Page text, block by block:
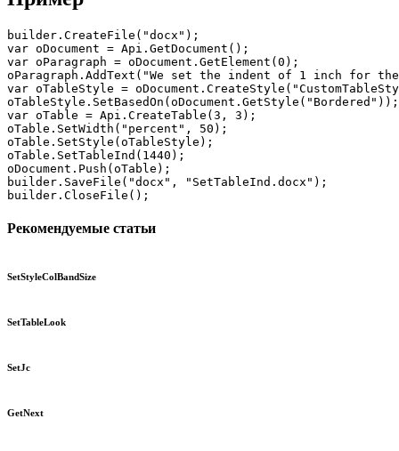
builder.CreateFile("docx");
var oDocument = Api.GetDocument();
var oParagraph = oDocument.GetElement(0);
oParagraph.AddText("We set the indent of 1 inch for
var oTableStyle =
oTableStyle.SetBasedOn(oDocument.GetStyle("Bordered"));
var oTable = Api.CreateTable(3, 3);
oTable.SetWidth("percent", 50);
oTable.SetStyle(oTableStyle);
oTable.SetTableInd(1440);
oDocument.Push(oTable);
builder.SaveFile("docx", "SetTableInd.docx");
builder.CloseFile();
Рекомендуемые статьи
SetStyleColBandSize
SetTableLook
SetJc
GetNext